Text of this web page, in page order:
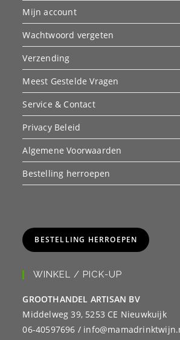
Mijn account
Wachtwoord vergeten
Verzending
Meest Gestelde Vragen
Service & Contact
Privacy Beleid
Algemene Voorwaarden
Bestelling herroepen
BESTELLING HERROEPEN
WINKEL / PICK-UP
GROOTHANDEL ARTISAN BV
Middelweg 39, 5253 CE Nieuwkuijk
06-40597696 /